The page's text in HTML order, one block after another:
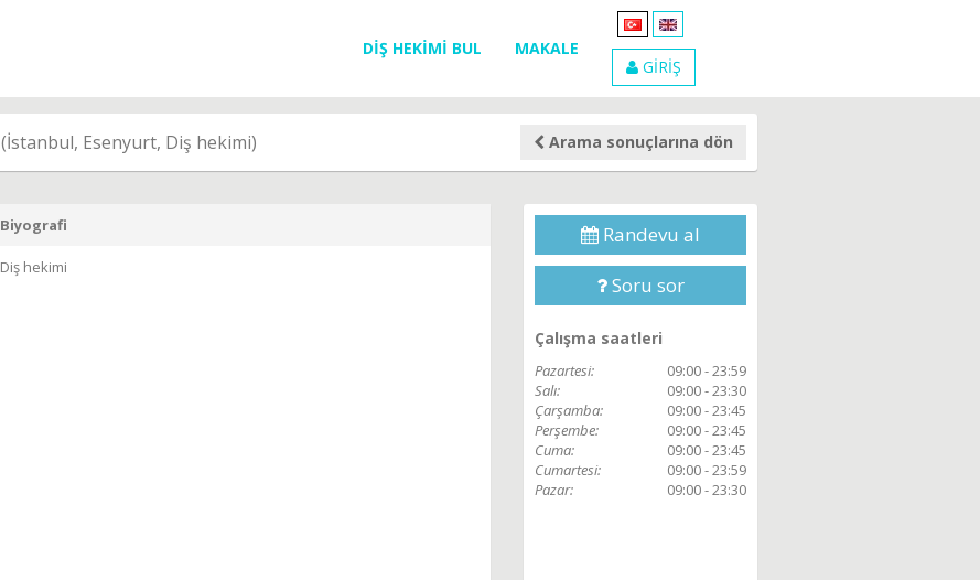
GİRİŞ
DİŞ HEKİMİ BUL MAKALE
(İstanbul, Esenyurt, Diş hekimi) Arama sonuçlarına dön
Randevu al
Soru sor
Çalışma saatleri
Pazartesi:
09:00 - 23:59
Salı:
09:00 - 23:30
Çarşamba:
09:00 - 23:45
Perşembe:
09:00 - 23:45
Cuma:
09:00 - 23:45
Cumartesi:
09:00 - 23:59
Pazar:
09:00 - 23:30
Biyografi
Diş hekimi